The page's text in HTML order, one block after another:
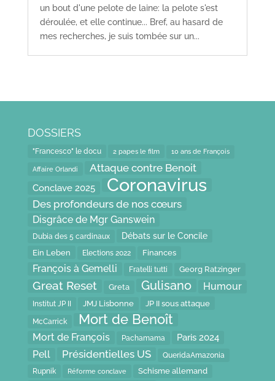
un bout d'une pelote de laine: la pelote s'est
déroulée, et elle continue... Bref, au hasard de
mes recherches, je suis tombée sur un...
DOSSIERS
"Francesco" le docu 2 papes le film 10 ans de François
Affaire Orlandi Attaque contre Benoit
Conclave 2025 Coronavirus
Des profondeurs de nos cœurs
Disgrâce de Mgr Ganswein
Dubia des 5 cardinaux
Débats sur le Concile
Ein Leben
Elections 2022 Finances
François à Gemelli Fratelli tutti Georg Ratzinger
Great Reset Greta Gulisano Humour
Institut JP II JMJ Lisbonne JP II sous attaque
McCarrick Mort de Benoît
Mort de François Pachamama Paris 2024
Pell Présidentielles US QueridaAmazonia
Rupnik Réforme conclave Schisme allemand